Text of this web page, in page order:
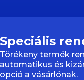
Speciális
Törékeny termék
automatikus és
opció a vásárlónak.